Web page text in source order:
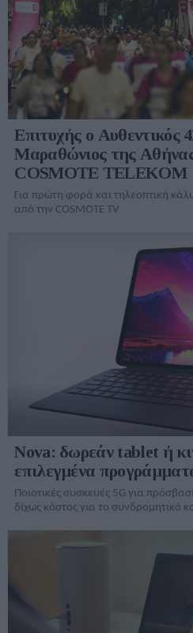
Επιτυχής ο Αυθεντικός
Μαραθώνιος της
COSMOTE TELEKOM
Για πρώτη φορά και τηλεοπτική
από την COSMOTE TV
Nova: δωρεάν tablet ή
επιλεγμένα
Ποιοτικές συσκευές 5G για
δίχως κόστος για το συνδρομητικό